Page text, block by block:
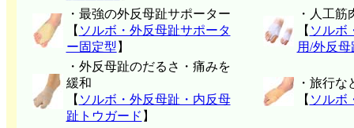
・最強の外反母趾サポーター
【 ソルボ・外反母趾サポータ
ー固定型 】
・人工筋
【 ソルボ
用/外反
・外反母趾のだるさ・痛みを
緩和
【 ソルボ・外反母趾・内反母
趾トウガード 】
・旅行な
【 ソルボ